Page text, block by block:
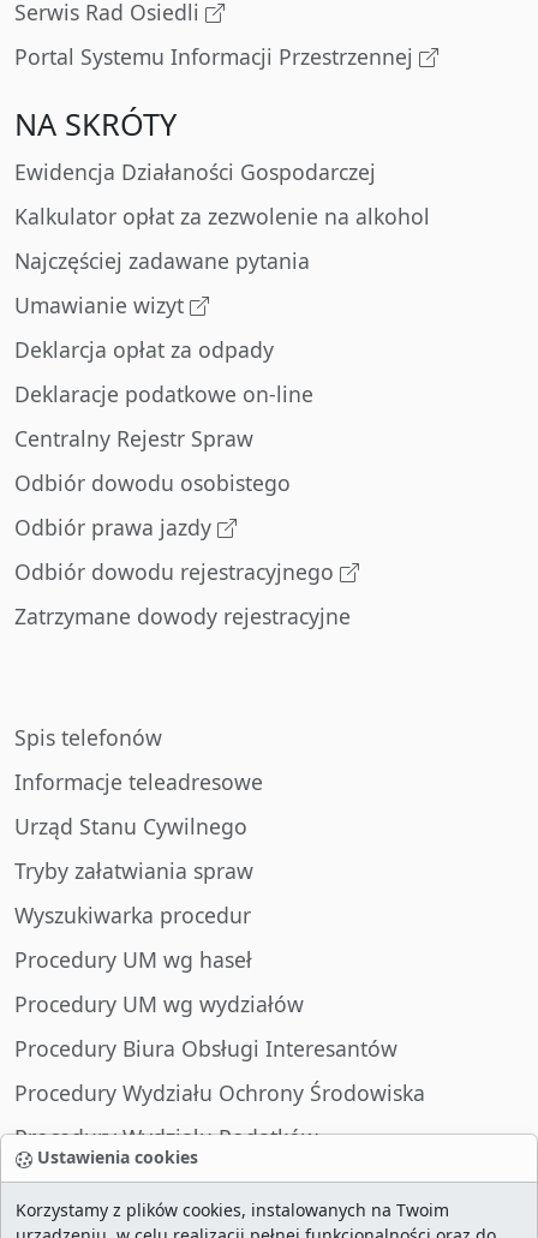
Ustawienia cookies
Korzystamy z plików cookies, instalowanych na Twoim
Serwis Rad Osiedli
Portal Systemu Informacji Przestrzennej
NA SKRÓTY
Ewidencja Działaności Gospodarczej
Kalkulator opłat za zezwolenie na alkohol
Najczęściej zadawane pytania
Umawianie wizyt
Deklarcja opłat za odpady
Deklaracje podatkowe on-line
Centralny Rejestr Spraw
Odbiór dowodu osobistego
Odbiór prawa jazdy
Odbiór dowodu rejestracyjnego
Zatrzymane dowody rejestracyjne
Spis telefonów
Informacje teleadresowe
Urząd Stanu Cywilnego
Tryby załatwiania spraw
Wyszukiwarka procedur
Procedury UM wg haseł
Procedury UM wg wydziałów
Procedury Biura Obsługi Interesantów
Procedury Wydziału Ochrony Środowiska
Procedury Wydziału Podatków
Procedury Wydziału Spraw Obywatelskich